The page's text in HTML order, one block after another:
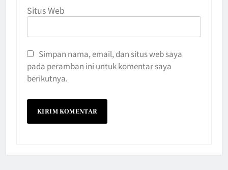
Situs Web
Simpan nama, email, dan situs web saya
pada peramban ini untuk komentar saya
berikutnya.